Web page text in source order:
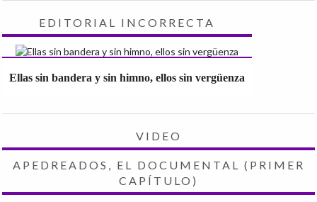
EDITORIAL INCORRECTA
Ellas sin bandera y sin himno, ellos sin vergüenza
VIDEO
APEDREADOS, EL DOCUMENTAL (PRIMER
CAPÍTULO)